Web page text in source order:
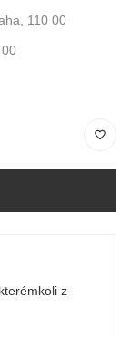
110 00
z